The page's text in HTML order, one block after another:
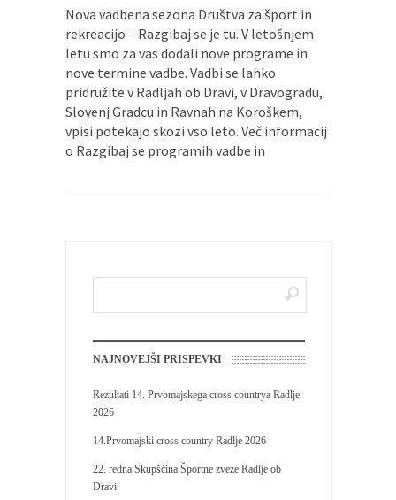
Pričela se je nova sezona bowlanja v Bowling
ligi...
Mini olimpijada 2025
Športna zveza Radlje ob Dravi, je v sodelovanju
z...
Nova vadbena sezona Društva za šport in
rekreacijo – Razgibaj se je tu. V letošnjem
letu smo za vas dodali nove programe in
nove termine vadbe. Vadbi se lahko
pridružite v Radljah ob Dravi, v Dravogradu,
Slovenj Gradcu in Ravnah na Koroškem,
vpisi potekajo skozi vso leto. Več informacij
o Razgibaj se programih vadbe in
NAJNOVEJŠI PRISPEVKI
Rezultati 14. Prvomajskega cross countrya Radlje
2026
14.Prvomajski cross country Radlje 2026
22. redna Skupščina Športne zveze Radlje ob
Dravi